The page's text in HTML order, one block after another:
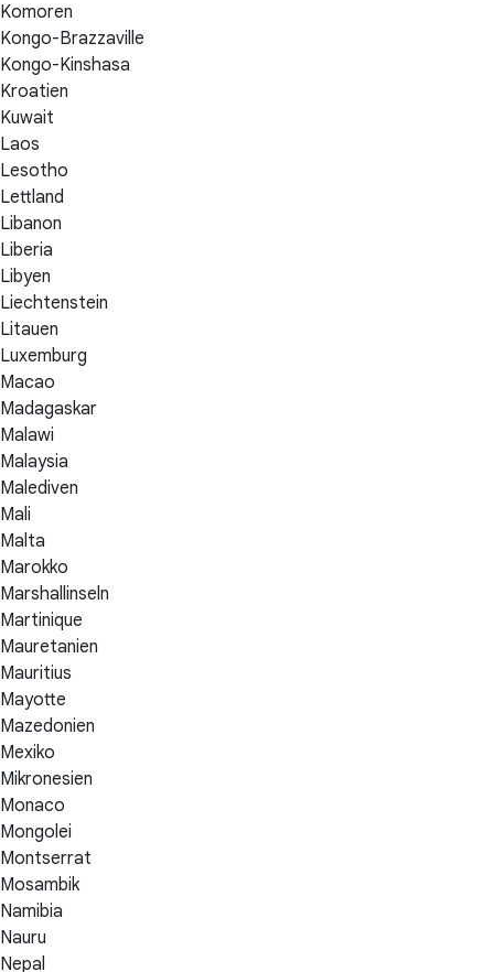
Komoren
Kongo-Brazzaville
Kongo-Kinshasa
Kroatien
Kuwait
Laos
Lesotho
Lettland
Libanon
Liberia
Libyen
Liechtenstein
Litauen
Luxemburg
Macao
Madagaskar
Malawi
Malaysia
Malediven
Mali
Malta
Marokko
Marshallinseln
Martinique
Mauretanien
Mauritius
Mayotte
Mazedonien
Mexiko
Mikronesien
Monaco
Mongolei
Montserrat
Mosambik
Namibia
Nauru
Nepal